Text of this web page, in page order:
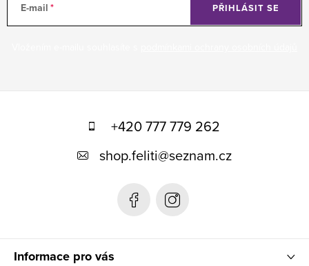
E-mail PŘIHLÁSIT SE
Informace pro vás
+420 777 779 262
shop.feliti@seznam.cz